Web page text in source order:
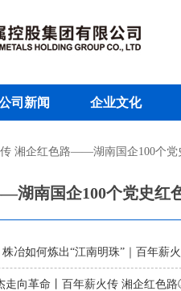
司新闻 企业文化
湘企红色路——湖南国企100个党
湖南国企100个党史红
株冶如何炼出“江南明珠”｜百年薪
走向革命丨百年薪火传 湘企红色